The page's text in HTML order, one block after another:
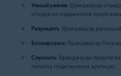
Умный режим: брандмауэр
исходя из надежности
Разрешить: брандмауэр
Блокировать: брандмауэр
Спросить: брандмауэр
попытку подключения вручную.